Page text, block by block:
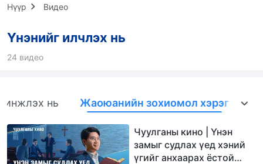
Нүүр Видео
Үнэнийг илчлэх нь
24 видео
нь Жаоюанийн зохиомол хэрэг
Чуулганы кино | Үнэн
замыг судлах үед хэний
үгийг анхаарах ёстой